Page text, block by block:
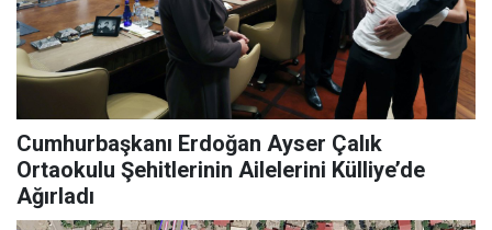
Cumhurbaşkanı Erdoğan Ayser Çalık
Ortaokulu Şehitlerinin Ailelerini Külliye’de
Ağırladı